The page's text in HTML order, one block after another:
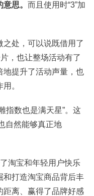
思。 而且使用时“3”加
处，可以说既借用了
，也让整场活动有了
地提升了活动声量，也
。
指数也是满天星”。这
自然能够真正地
淘宝和年轻用户快乐
和打造淘宝商品背后丰
距离、赢得了品牌好感